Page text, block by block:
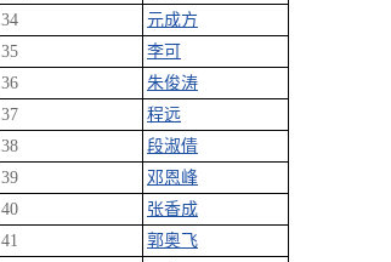
34
元成方
35
李可
36
朱俊涛
37
程远
38
段淑倩
39
邓恩峰
40
张香成
41
郭奥飞